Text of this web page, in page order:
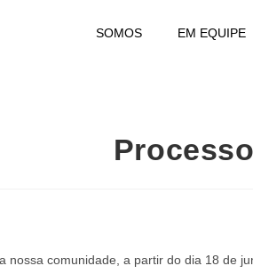
SOMOS EM EQUIPE
nossa comunidade, a partir do dia 18 de